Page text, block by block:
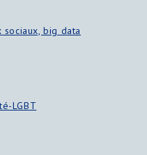
big data
LGBT